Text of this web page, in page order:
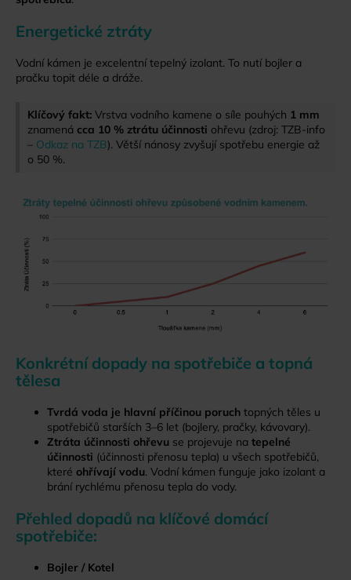
Energetické ztráty
Vodní kámen je excelentní tepelný izolant. To nutí bojler a
pračku topit déle a dráže.
Klíčový fakt: Vrstva vodního kamene o síle pouhých 1 mm
znamená cca 10 % ztrátu účinnosti ohřevu (zdroj: TZB-info
– Odkaz na TZB). Větší nánosy zvyšují spotřebu energie až
o 50 %.
Konkrétní dopady na spotřebiče a topná
tělesa
Tvrdá voda je hlavní příčinou poruch topných těles u
spotřebičů starších 3–6 let (bojlery, pračky, kávovary).
Ztráta účinnosti ohřevu se projevuje na tepelné
účinnosti (účinnosti přenosu tepla) u všech spotřebičů,
které ohřívají vodu. Vodní kámen funguje jako izolant a
brání rychlému přenosu tepla do vody.
Přehled dopadů na klíčové domácí
spotřebiče:
Bojler / Kotel